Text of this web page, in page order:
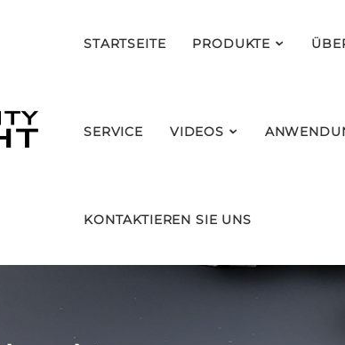
STARTSEITE PRODUKTE
SERVICE VIDEOS
KONTAKTIEREN SIE UNS